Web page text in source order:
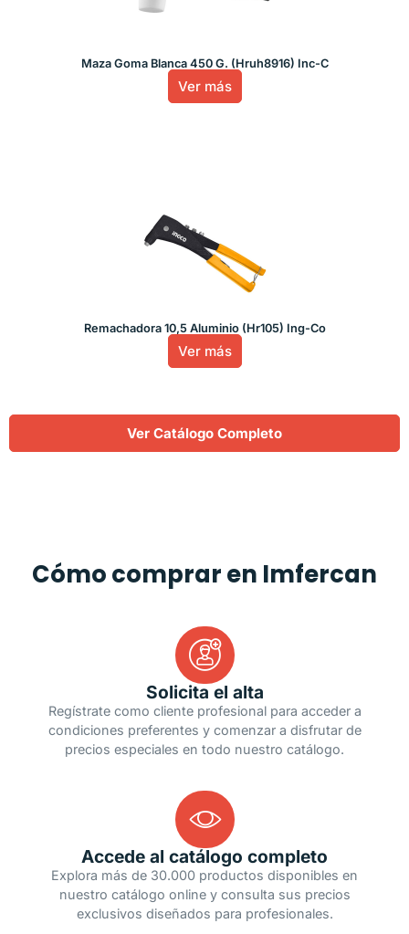
Maza Goma Blanca 450 G. (Hruh8916) Inc-C
Ver más
Remachadora 10,5 Aluminio (Hr105) Ing-Co
Ver más
Ver Catálogo Completo
Cómo comprar en Imfercan
Solicita el alta
Regístrate como cliente profesional para acceder a
condiciones preferentes y comenzar a disfrutar de
precios especiales en todo nuestro catálogo.
Accede al catálogo completo
Explora más de 30.000 productos disponibles en
nuestro catálogo online y consulta sus precios
exclusivos diseñados para profesionales.